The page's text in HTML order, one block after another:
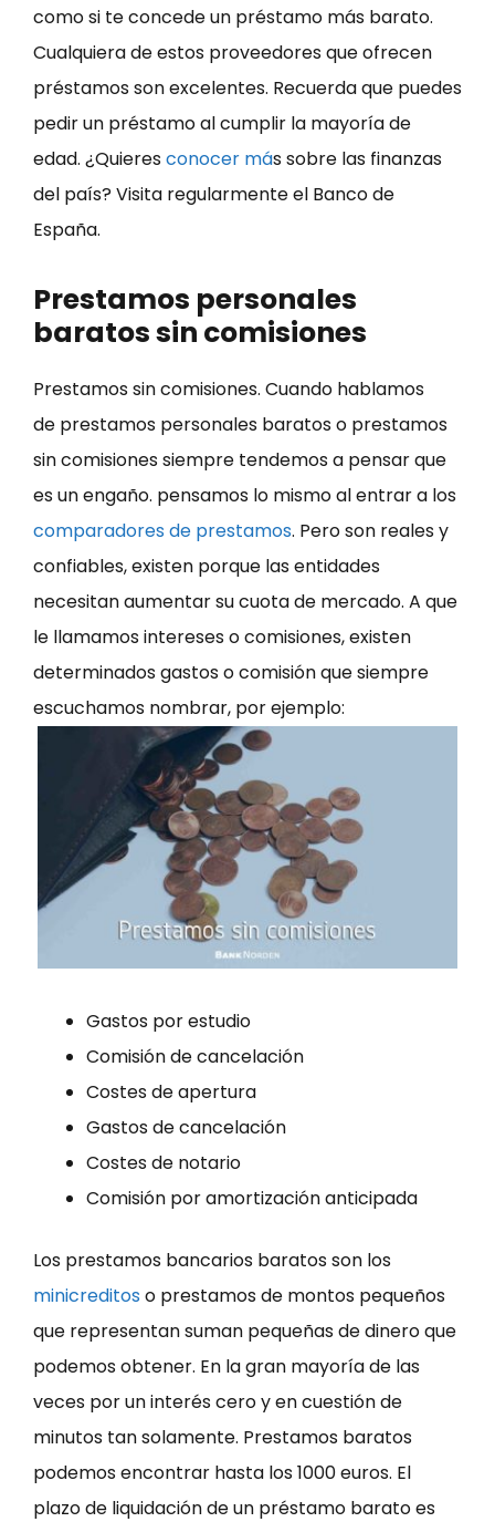
como si te concede un préstamo más barato.
Cualquiera de estos proveedores que ofrecen
préstamos son excelentes. Recuerda que puedes
pedir un préstamo al cumplir la mayoría de
edad. ¿Quieresconocer más sobre las finanzas
del país? Visita regularmente el Banco de
España.
Prestamos personales
baratos sin comisiones
Prestamos sin comisiones. Cuando hablamos
de prestamos personales baratos o prestamos
sin comisiones siempre tendemos a pensar que
es un engaño. pensamos lo mismo al entrar a los
comparadores de prestamos. Pero son reales y
confiables, existen porque las entidades
necesitan aumentar su cuota de mercado. A que
le llamamos intereses o comisiones, existen
determinados gastos o comisión que siempre
escuchamos nombrar, por ejemplo:
Gastos por estudio
Comisión de cancelación
Costes de apertura
Gastos de cancelación
Costes de notario
Comisión por amortización anticipada
Los prestamos bancarios baratos son los
minicreditos o prestamos de montos pequeños
que representan suman pequeñas de dinero que
podemos obtener. En la gran mayoría de las
veces por un interés cero y en cuestión de
minutos tan solamente. Prestamos baratos
podemos encontrar hasta los 1000 euros. El
plazo de liquidación de un préstamo barato es